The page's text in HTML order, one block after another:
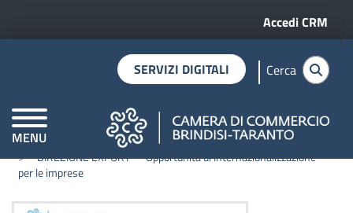
Menu
Accedi CRM
MENU
CAMERE DI COMMERCIO D'ITALIA
SERVIZI DIGITALI Cerca
Home
“DIREZIONE EXPORT” – Opportunità di Internazionalizzazione
per le imprese